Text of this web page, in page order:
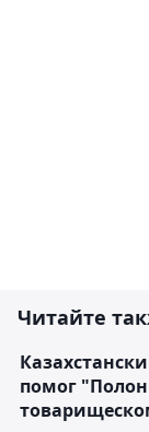
Читайте
помог